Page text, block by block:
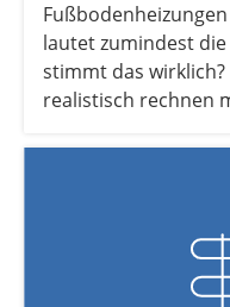
lautet zumindest
stimmt das
realistisch rechnen